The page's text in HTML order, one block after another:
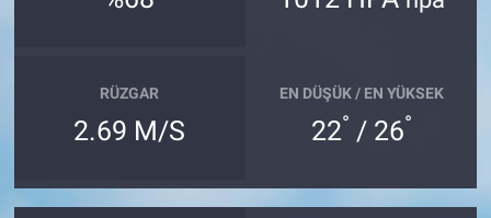
RÜZGAR
2.69 M/S
EN DÜŞÜK / EN YÜKSEK
22° / 26°